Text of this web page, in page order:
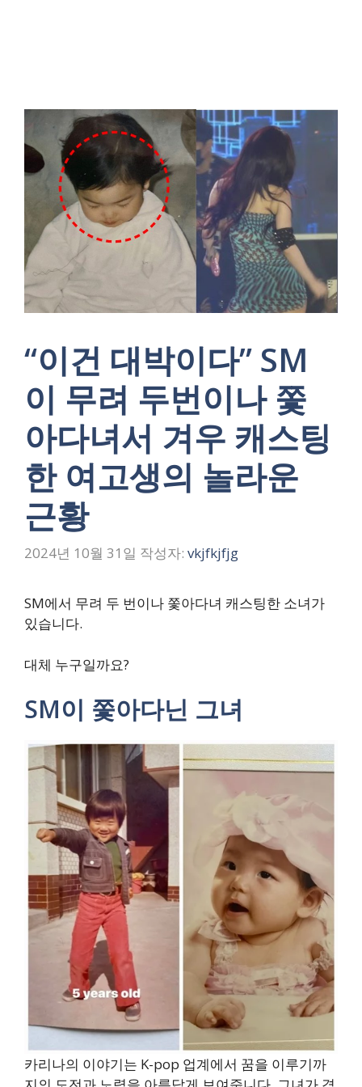
“이건 대박이다” SM
이 무려 두번이나 쫓
아다녀서 겨우 캐스팅
한 여고생의 놀라운
근황
2024년 10월 31일 작성자: vkjfkjfjg
SM에서 무려 두 번이나 쫓아다녀 캐스팅한 소녀가
있습니다.
대체 누구일까요?
SM이 쫓아다닌 그녀
카리나의 이야기는 K-pop 업계에서 꿈을 이루기까